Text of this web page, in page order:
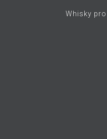
Whisky